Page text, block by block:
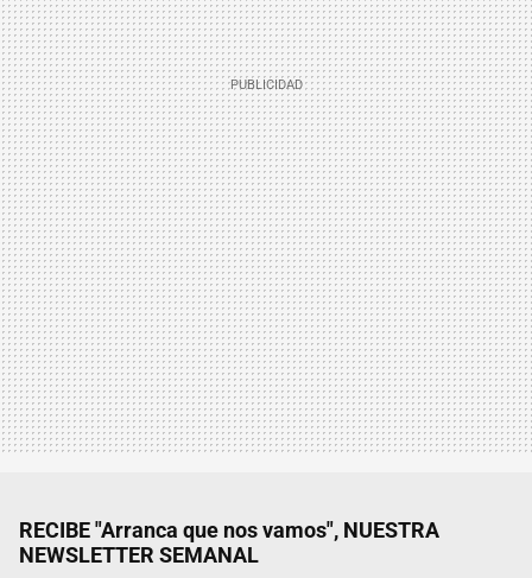
RECIBE "Arranca que nos vamos", NUESTRA
NEWSLETTER SEMANAL